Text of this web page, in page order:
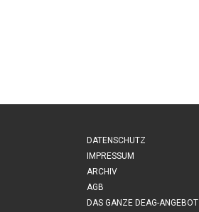
DATENSCHUTZ
IMPRESSUM
ARCHIV
AGB
DAS GANZE DEAG-ANGEBOT